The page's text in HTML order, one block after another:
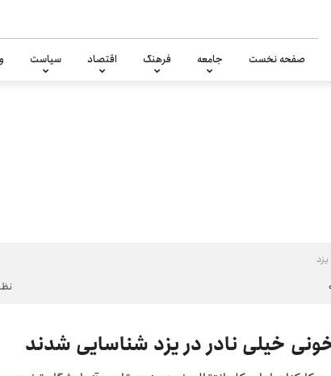
صفحه نخست جامعه فرهنگ اقتصاد سیاست
یزد